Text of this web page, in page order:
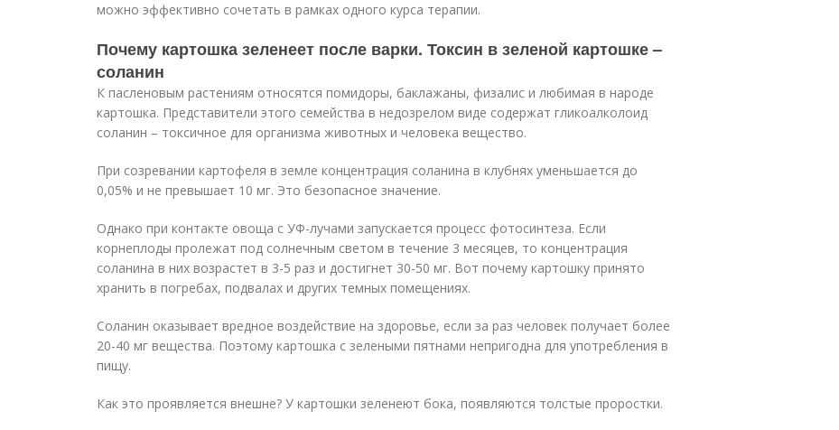
можно эффективно сочетать в рамках одного курса терапии.
Почему картошка зеленеет после варки. Токсин в зеленой картошке –
соланин
К пасленовым растениям относятся помидоры, баклажаны, физалис и любимая в народе
картошка. Представители этого семейства в недозрелом виде содержат гликоалколоид
соланин – токсичное для организма животных и человека вещество.
При созревании картофеля в земле концентрация соланина в клубнях уменьшается до
0,05% и не превышает 10 мг. Это безопасное значение.
Однако при контакте овоща с УФ-лучами запускается процесс фотосинтеза. Если
корнеплоды пролежат под солнечным светом в течение 3 месяцев, то концентрация
соланина в них возрастет в 3-5 раз и достигнет 30-50 мг. Вот почему картошку принято
хранить в погребах, подвалах и других темных помещениях.
Соланин оказывает вредное воздействие на здоровье, если за раз человек получает более
20-40 мг вещества. Поэтому картошка с зелеными пятнами непригодна для употребления в
пищу.
Как это проявляется внешне? У картошки зеленеют бока, появляются толстые проростки.